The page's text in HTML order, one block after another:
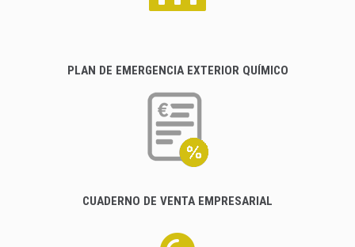
PLAN DE EMERGENCIA EXTERIOR QUÍMICO
CUADERNO DE VENTA EMPRESARIAL